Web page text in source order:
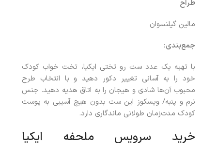
طراح
مالین گیلنسوان
جمع‌بندی:
با تهیه یک عدد ست رو تختی ایکیا، تخت خواب کودک
خود را به‌ آسانی تغییر دکور دهید و با انتخاب طرح
محبوب آن‌ها شادی و هیجان را به اتاق هدیه دهید. جنس
نرم و پنبه/ ویسکوز این ست بدون هیچ آسیبی به پوست
کودک مدت‌زمان طولانی ماندگاری دارد.
خرید سرویس ملحفه ایکیا